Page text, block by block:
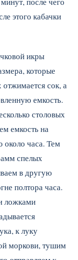
этого кабачки
икры
которые
сок, а
емкость.
столовых
емкость на
около часа. Тем
спелых
в другую
полтора часа.
ложками
к луку
моркови, тушим